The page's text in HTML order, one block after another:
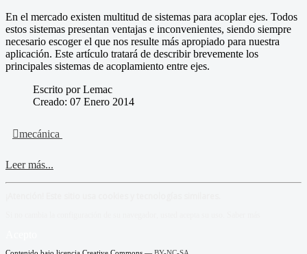
En el mercado existen multitud de sistemas para acoplar ejes. Todos
estos sistemas presentan ventajas e inconvenientes, siendo siempre
necesario escoger el que nos resulte más apropiado para nuestra
aplicación. Este artículo tratará de describir brevemente los
principales sistemas de acoplamiento entre ejes.
Escrito por Lemac
Creado: 07 Enero 2014
mecánica
Leer más...